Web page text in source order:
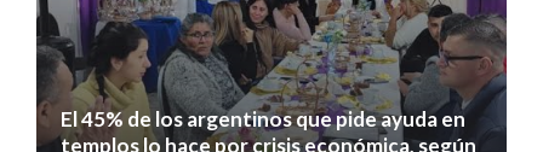
El 45% de los argentinos que pide ayuda en
templos lo hace por crisis económica, según